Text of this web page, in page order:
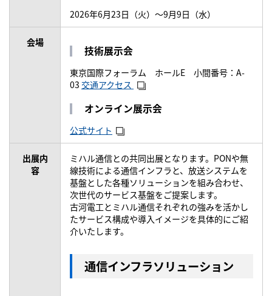
2026年6月23日（火）～9月9日（水）
会場
技術展示会
東京国際フォーラム ホールE 小間番号：A-
03 交通アクセス
オンライン展示会
公式サイト
出展内
容
ミハル通信との共同出展となります。PONや無
線技術による通信インフラと、放送システムを
基盤とした各種ソリューションを組み合わせ、
次世代のサービス基盤をご提案します。
古河電工とミハル通信それぞれの強みを活かし
たサービス構成や導入イメージを具体的にご紹
介いたします。
通信インフラソリューション